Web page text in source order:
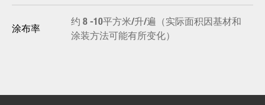
涂布率
约 8 -10平方米/升/遍（实际面积因基材和
涂装方法可能有所变化）